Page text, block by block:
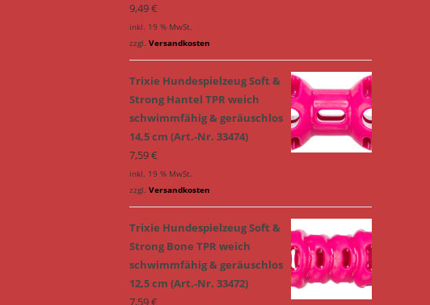
9,49€
inkl. 19 % MwSt.
zzgl. Versandkosten
Trixie Hundespielzeug Soft &
Strong Hantel TPR weich
schwimmfähig & geräuschlos
14,5 cm (Art.-Nr. 33474)
7,59€
inkl. 19 % MwSt.
zzgl. Versandkosten
Trixie Hundespielzeug Soft &
Strong Bone TPR weich
schwimmfähig & geräuschlos
12,5 cm (Art.-Nr. 33472)
7,59€